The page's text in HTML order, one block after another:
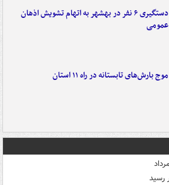
دستگیری ۶ نفر در بهشهر به اتهام تشویش اذهان
عمومی
موج بارش‌های تابستانه در راه ۱۱ استان